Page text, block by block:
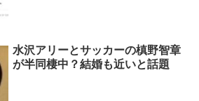
水沢アリーとサッカーの槙野智章
が半同棲中？結婚も近いと話題